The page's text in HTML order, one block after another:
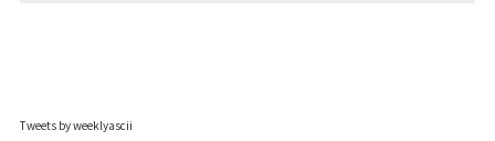
Tweets by weeklyascii